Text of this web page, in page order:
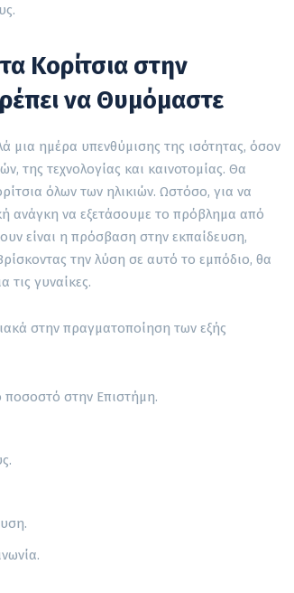
Κορίτσια στην
να Θυμόμαστε
μια ημέρα υπενθύμισης της ισότητας, όσον
της τεχνολογίας και καινοτομίας. Θα
όλων των ηλικιών. Ωστόσο, για να
ανάγκη να εξετάσουμε το πρόβλημα από
είναι η πρόσβαση στην εκπαίδευση,
την λύση σε αυτό το εμπόδιο, θα
τις γυναίκες.
στην πραγματοποίηση των εξής
ποσοστό στην Επιστήμη.